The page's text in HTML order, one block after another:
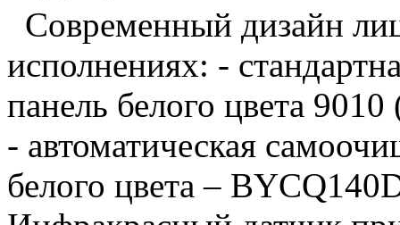
Современный дизайн
исполнениях: -
панель белого цвета
- автоматическая
белого цвета –